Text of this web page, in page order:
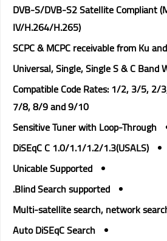
DVB-S/DVB-S2 Satellite Compliant
IV/H.264/H.265)
SCPC & MCPC receivable from Ku
Universal, Single, Single S & C Band
Compatible Code Rates: 1/2, 3/5,
7/8, 8/9 and 9/10
Sensitive Tuner with Loop-Through
DiSEqC C 1.0/1.1/1.2/1.3(USALS)
Unicable Supported
Blind Search supported.
Multi-satellite search, network
Auto DiSEqC Search